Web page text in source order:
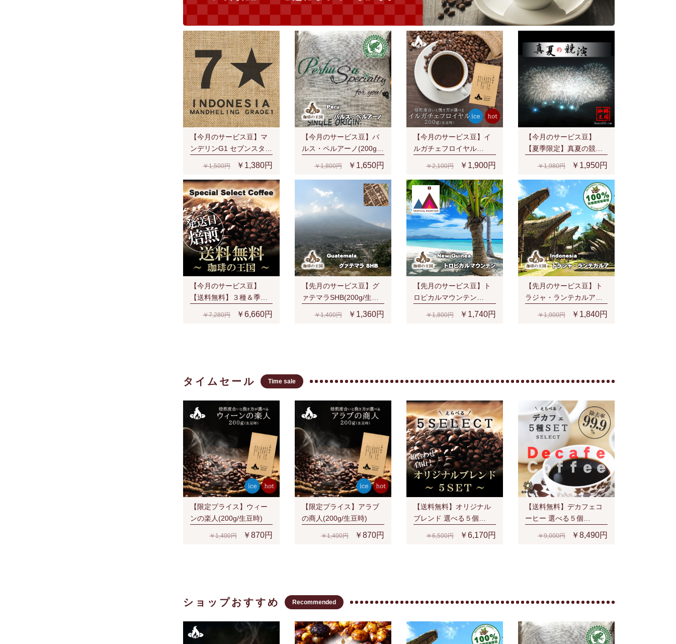
【今月のサービス豆】マ
ンデリンG1 セブンスタ
ー-SevenStars (200g/生
豆時) RA認証
￥1,500円 ￥1,380円
【今月のサービス豆】バ
ルス・ペルアーノ(200g/
生豆時)RA認証 スペシャ
ルティ 芳醇な香り
￥1,800円 ￥1,650円
【今月のサービス豆】イ
ルガチェフロイヤル
G1(200g/生豆時) 有機栽
培豆 ナチュラル スペシャ
ルティ 濃厚なベリー系の
香味
￥2,100円 ￥1,900円
【今月のサービス豆】
【夏季限定】真夏の競演
￥1,980円 ￥1,950円
【今月のサービス豆】
【送料無料】３種＆季節
限定セット（S、V、Y、
夏）宅配便でもネコポス
￥7,280円 ￥6,660円
【先月のサービス豆】グ
ァテマラSHB(200g/生豆
￥1,400円 ￥1,360円
【先月のサービス豆】ト
ロピカルマウンテン
￥1,800円 ￥1,740円
【先月のサービス豆】ト
ラジャ・ランテカルア
(200g/生豆時)有機栽培コ
ーヒー豆 無農薬
￥1,900円 ￥1,840円
タイムセール Time sale
【限定プライス】ウィー
ンの楽人(200g/生豆時)
￥1,400円 ￥870円
【限定プライス】アラブ
の商人(200g/生豆時)
￥1,400円 ￥870円
【送料無料】オリジナル
ブレンド 選べる５個
￥6,500円 ￥6,170円
【送料無料】デカフェコ
ーヒー 選べる５個
￥9,000円 ￥8,490円
ショップおすすめ Recommended